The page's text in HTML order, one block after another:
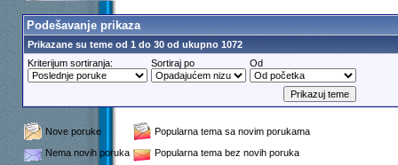
Podešavanje prikaza
Prikazane su teme od 1 do 30 od ukupno 1072
Kriterijum sortiranja:
Sortiraj po Od
Nove poruke
Popularna tema sa novim porukama
Nema novih poruka
Popularna tema bez novih poruka